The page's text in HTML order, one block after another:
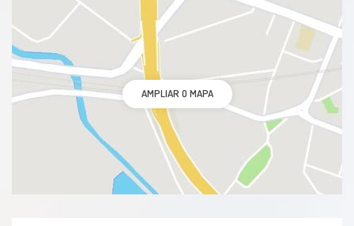
AMPLIAR O MAPA